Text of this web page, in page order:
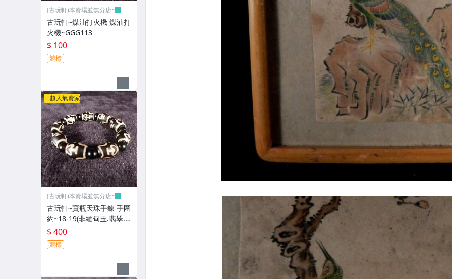
(古玩軒)本賣場並無分店~
古玩軒~煤油打火機 煤油打
火機~GGG113
$ 100
競標
超人氣賣家
(古玩軒)本賣場並無分店~
古玩軒~寶瓶天珠手鍊 手圍
約~18-19(非緬甸玉.翡翠.
藍寶)GGG112
$ 400
競標